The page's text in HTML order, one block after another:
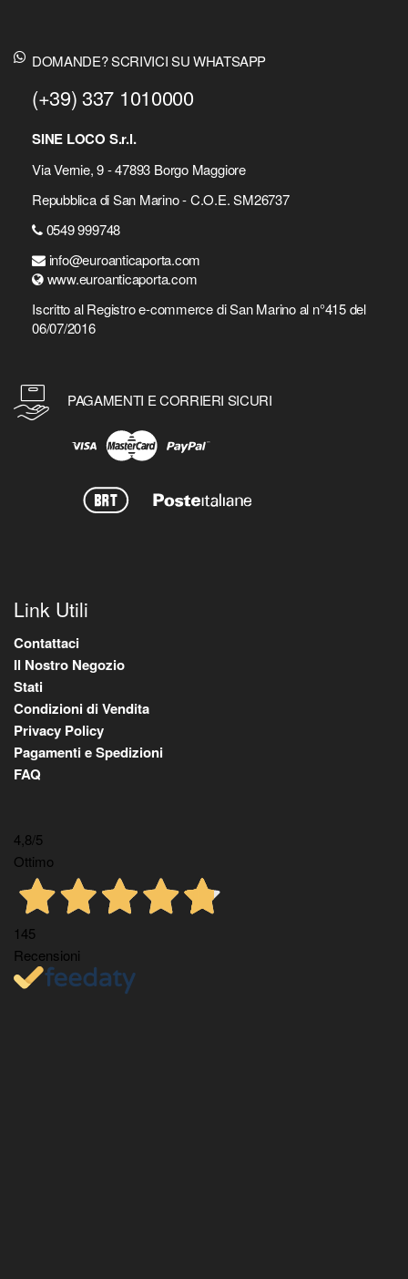
DOMANDE? SCRIVICI SU WHATSAPP
(+39) 337 1010000
SINE LOCO S.r.l.
Via Vernie, 9 - 47893 Borgo Maggiore
Repubblica di San Marino - C.O.E. SM26737
0549 999748
info@euroanticaporta.com
www.euroanticaporta.com
Iscritto al Registro e-commerce di San Marino al n°415 del
06/07/2016
PAGAMENTI E CORRIERI SICURI
Link Utili
Contattaci
Il Nostro Negozio
Stati
Condizioni di Vendita
Privacy Policy
Pagamenti e Spedizioni
FAQ
4,8/5
Ottimo
145
Recensioni